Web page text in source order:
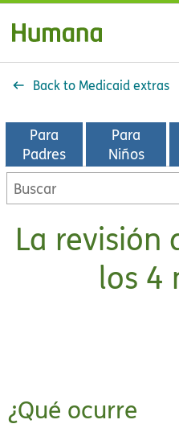
Back to Medicaid extras
Para
Padres
Para
Niños
Buscar
en
biblioteca
La revisión
los 4
¿Qué ocurre